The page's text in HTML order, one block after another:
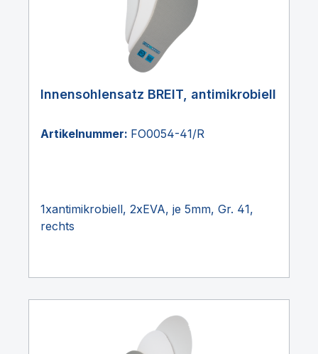
Innensohlensatz BREIT, antimikrobiell
Artikelnummer: FO0054-41/R
1xantimikrobiell, 2xEVA, je 5mm, Gr. 41,
rechts